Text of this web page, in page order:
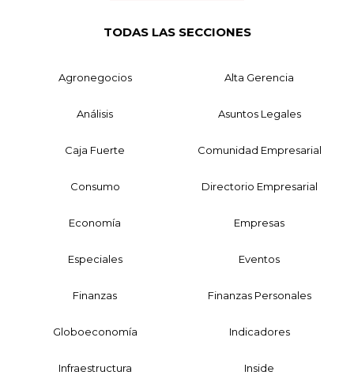
TODAS LAS SECCIONES
Agronegocios Alta Gerencia
Análisis Asuntos Legales
Caja Fuerte Comunidad Empresarial
Consumo Directorio Empresarial
Economía Empresas
Especiales Eventos
Finanzas Finanzas Personales
Globoeconomía Indicadores
Infraestructura Inside